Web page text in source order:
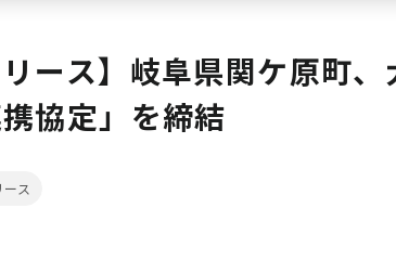
リース】岐阜県関ケ原町
協定」を締結
ス